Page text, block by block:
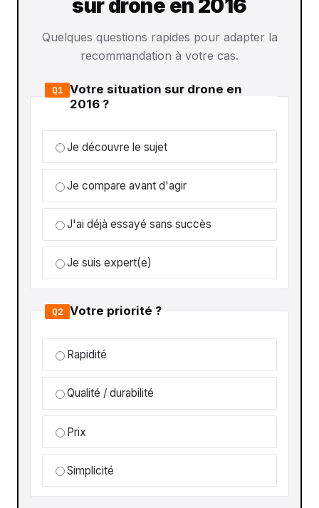
sur drone en 2016
Quelques questions rapides pour adapter la
recommandation à votre cas.
Q1 Votre situation sur drone en
2016 ?
Je découvre le sujet
Je compare avant d'agir
J'ai déjà essayé sans succès
Je suis expert(e)
Q2 Votre priorité ?
Rapidité
Qualité / durabilité
Prix
Simplicité